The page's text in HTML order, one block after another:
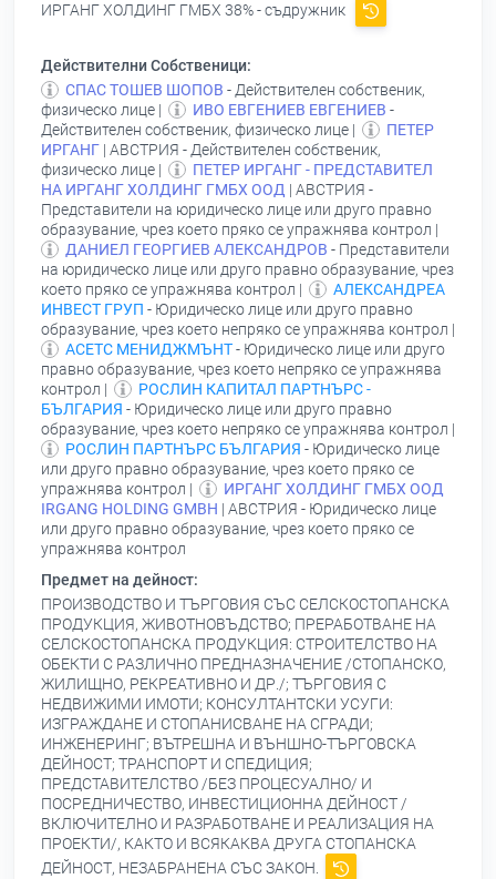
ИРГАНГ ХОЛДИНГ ГМБХ 38% - съдружник
Действителни Собственици:
СПАС ТОШЕВ ШОПОВ - Действителен собственик,
физическо лице |
ИВО ЕВГЕНИЕВ ЕВГЕНИЕВ -
Действителен собственик, физическо лице |
ПЕТЕР
ИРГАНГ | АВСТРИЯ - Действителен собственик,
физическо лице |
ПЕТЕР ИРГАНГ - ПРЕДСТАВИТЕЛ
НА ИРГАНГ ХОЛДИНГ ГМБХ ООД | АВСТРИЯ -
Представители на юридическо лице или друго правно
образувание, чрез което пряко се упражнява контрол |
ДАНИЕЛ ГЕОРГИЕВ АЛЕКСАНДРОВ - Представители
на юридическо лице или друго правно образувание, чрез
което пряко се упражнява контрол |
АЛЕКСАНДРЕА
ИНВЕСТ ГРУП - Юридическо лице или друго правно
образувание, чрез което непряко се упражнява контрол |
АСЕТС МЕНИДЖМЪНТ- Юридическо лице или друго
правно образувание, чрез което непряко се упражнява
контрол |
РОСЛИН КАПИТАЛ ПАРТНЪРС -
БЪЛГАРИЯ - Юридическо лице или друго правно
образувание, чрез което непряко се упражнява контрол |
РОСЛИН ПАРТНЪРС БЪЛГАРИЯ - Юридическо лице
или друго правно образувание, чрез което пряко се
упражнява контрол |
ИРГАНГ ХОЛДИНГ ГМБХ ООД
IRGANG НOLDING GMBН | АВСТРИЯ - Юридическо лице
или друго правно образувание, чрез което пряко се
упражнява контрол
Предмет на дейност:
ПРОИЗВОДСТВО И ТЪРГОВИЯ СЪС СЕЛСКОСТОПАНСКА
ПРОДУКЦИЯ, ЖИВОТНОВЪДСТВО; ПРЕРАБОТВАНЕ НА
СЕЛСКОСТОПАНСКА ПРОДУКЦИЯ: СТРОИТЕЛСТВО НА
ОБЕКТИ С РАЗЛИЧНО ПРЕДНАЗНАЧЕНИЕ /СТОПАНСКО,
ЖИЛИЩНО, РЕКРЕАТИВНО И ДР./; ТЪРГОВИЯ С
НЕДВИЖИМИ ИМОТИ; КОНСУЛТАНТСКИ УСУГИ:
ИЗГРАЖДАНЕ И СТОПАНИСВАНЕ НА СГРАДИ;
ИНЖЕНЕРИНГ; ВЪТРЕШНА И ВЪНШНО-ТЪРГОВСКА
ДЕЙНОСТ; ТРАНСПОРТ И СПЕДИЦИЯ;
ПРЕДСТАВИТЕЛСТВО /БЕЗ ПРОЦЕСУАЛНО/ И
ПОСРЕДНИЧЕСТВО, ИНВЕСТИЦИОННА ДЕЙНОСТ /
ВКЛЮЧИТЕЛНО И РАЗРАБОТВАНЕ И РЕАЛИЗАЦИЯ НА
ПРОЕКТИ/, КАКТО И ВСЯКАКВА ДРУГА СТОПАНСКА
ДЕЙНОСТ, НЕЗАБРАНЕНА СЪС ЗАКОН.